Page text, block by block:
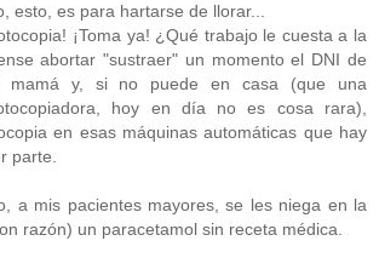
esto, es para hartarse de llorar...
¡Toma ya! ¿Qué trabajo le cuesta a la
abortar "sustraer" un momento el DNI de
mamá y, si no puede en casa (que una
hoy en día no es cosa rara),
en esas máquinas automáticas que hay
parte.
a mis pacientes mayores, se les niega en la
razón) un paracetamol sin receta médica.